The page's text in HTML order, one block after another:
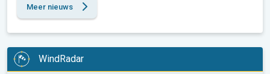
Meer nieuws
WindRadar